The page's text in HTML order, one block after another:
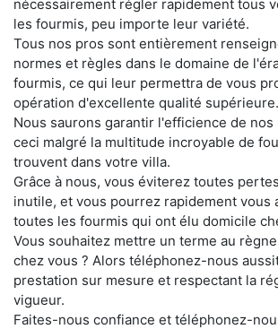
nécessairement régler rapidement tous
les fourmis, peu importe leur variété.
Tous nos pros sont entièrement
normes et règles dans le domaine de
fourmis, ce qui leur permettra de vous
opération d'excellente qualité supérieure.
Nous saurons garantir l'efficience de
ceci malgré la multitude incroyable de
trouvent dans votre villa.
Grâce à nous, vous éviterez toutes
inutile, et vous pourrez rapidement vous
toutes les fourmis qui ont élu domicile
Vous souhaitez mettre un terme au
chez vous ? Alors téléphonez-nous
prestation sur mesure et respectant la
vigueur.
Faites-nous confiance et téléphonez-